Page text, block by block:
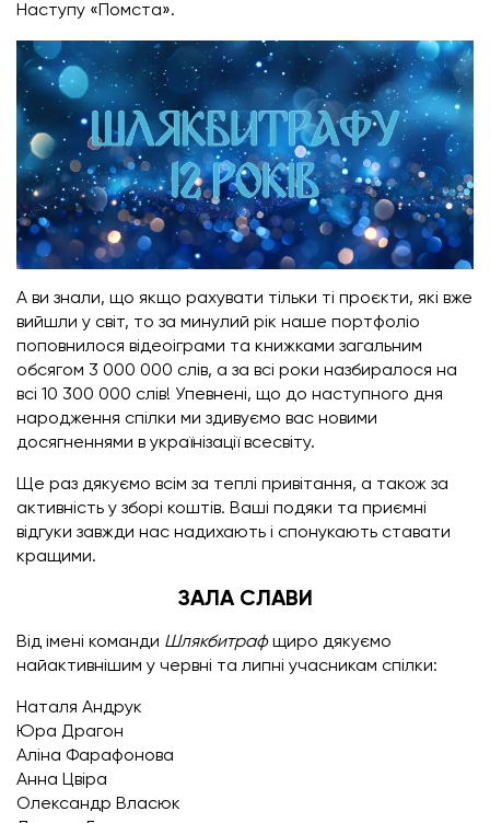
Наступу «Помста».
А ви знали, що якщо рахувати тільки ті проєкти, які вже
вийшли у світ, то за минулий рік наше портфоліо
поповнилося відеоіграми та книжками загальним
обсягом 3 000 000 слів, а за всі роки назбиралося на
всі 10 300 000 слів! Упевнені, що до наступного дня
народження спілки ми здивуємо вас новими
досягненнями в українізації всесвіту.
Ще раз дякуємо всім за теплі привітання, а також за
активність у зборі коштів. Ваші подяки та приємні
відгуки завжди нас надихають і спонукають ставати
кращими.
ЗАЛА СЛАВИ
Від імені команди Шлякбитрафщиро дякуємо
найактивнішим у червні та липні учасникам спілки:
Наталя Андрук
Юра Драгон
Аліна Фарафонова
Анна Цвіра
Олександр Власюк